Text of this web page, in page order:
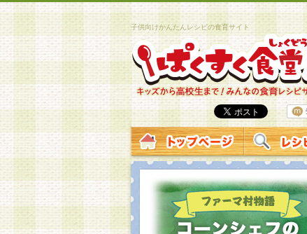
子供向けかんたんレシピの食育サイト